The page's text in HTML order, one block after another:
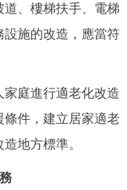
、樓梯扶手、電梯
施的改造，應當符
庭進行適老化改造
件，建立居家適老
地方標準。